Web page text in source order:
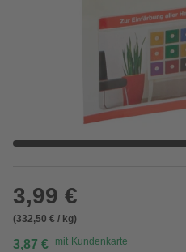
3,99 €
(332,50 € / kg)
3,87 € mit Kundenkarte